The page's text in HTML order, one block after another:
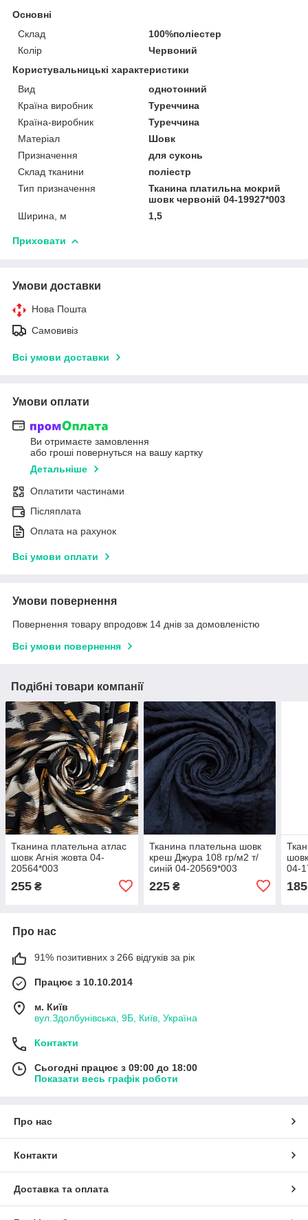
Основні
Склад
100%поліестер
Колір
Червоний
Користувальницькі характеристики
Вид
однотонний
Країна виробник
Туреччина
Країна-виробник
Туреччина
Матеріал
Шовк
Призначення
для суконь
Склад тканини
поліестр
Тип призначення
Тканина платильна мокрий
шовк червоній 04-19927*003
Ширина, м
1,5
Приховати
Умови доставки
Нова Пошта
Самовивіз
Всі умови доставки
Умови оплати
Ви отримаєте замовлення
або гроші повернуться на вашу картку
Детальніше
Оплатити частинами
Післяплата
Оплата на рахунок
Всі умови оплати
Умови повернення
Повернення товару впродовж 14 днів за домовленістю
Всі умови повернення
Подібні товари компанії
Тканина плательна атлас
шовк Агнія жовта 04-
20564*003
255 ₴
Тканина плательна шовк
креш Джура 108 гр/м2 т/
синій 04-20569*003
225₴
04-
185
Про нас
91% позитивних з 266 відгуків за рік
Працює з 10.10.2014
м. Київ
вул.Здолбунівська, 9Б, Київ, Україна
Контакти
Сьогодні працює з 09:00 до 18:00
Показати весь графік роботи
Про нас
Контакти
Доставка та оплата